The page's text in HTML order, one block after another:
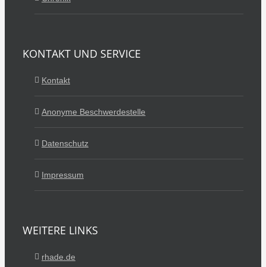
KONTAKT UND SERVICE
Kontakt
Anonyme Beschwerdestelle
Datenschutz
Impressum
WEITERE LINKS
rhade.de